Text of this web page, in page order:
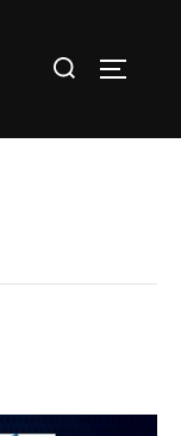
Rechercher :